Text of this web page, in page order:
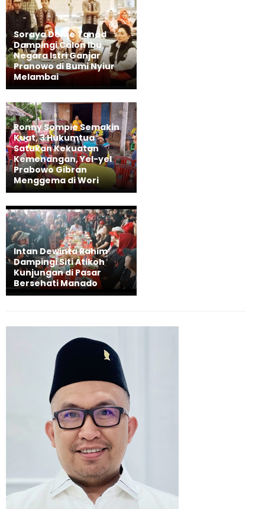
Soraya Deitje Tanod
Dampingi Calon Ibu
Negara Istri Ganjar
Pranowo di Bumi Nyiur
Melambai
Ronny Sompie Semakin
Kuat, 3 Hukumtua
Satukan Kekuatan
Kemenangan, Yel-yel
Prabowo Gibran
Menggema di Wori
Intan Dewinta Rahim
Dampingi Siti Atikoh
Kunjungan di Pasar
Bersehati Manado